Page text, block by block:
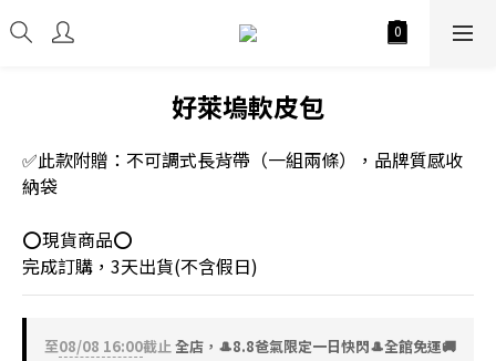
好萊塢軟皮包
✅此款附贈：不可調式長背帶（一組兩條），品牌質感收
納袋
⭕現貨商品⭕
完成訂購，3天出貨(不含假日)
至08/08 16:00截止全店，🎩8.8爸氣限定一日快閃🎩全館免運🚚